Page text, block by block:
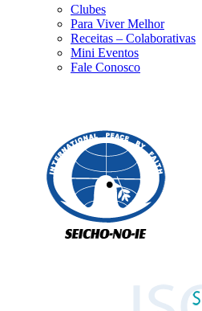
Clubes
Para Viver Melhor
Receitas – Colaborativas
Mini Eventos
Fale Conosco